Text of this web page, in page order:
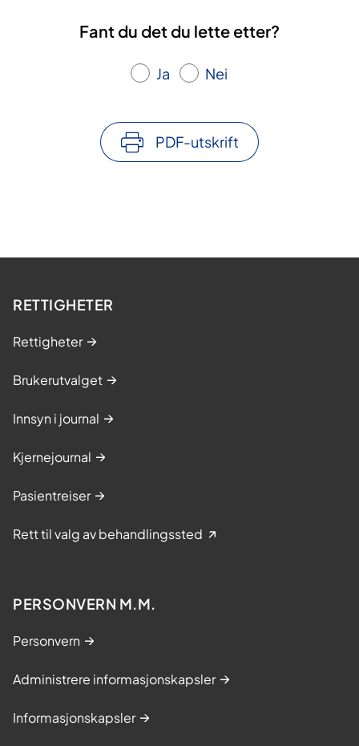
Fant du det du lette etter?
Ja Nei
PDF-utskrift
RETTIGHETER
Rettigheter
Brukerutvalget
Innsyn i journal
Kjernejournal
Pasientreiser
Rett til valg av behandlingssted
PERSONVERN M.M.
Personvern
Administrere informasjonskapsler
Informasjonskapsler